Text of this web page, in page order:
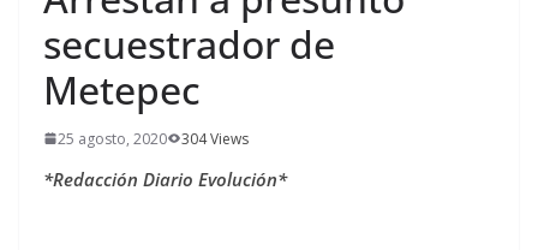
secuestrador de
Metepec
25 agosto, 2020 304 Views
*Redacción Diario Evolución*